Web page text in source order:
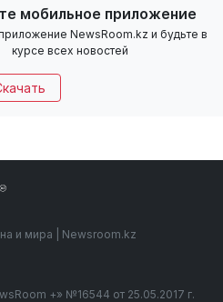
мобильное приложение
NewsRoom.kz и будьте в
курсе всех новостей
и мира | Newsroom.kz
+» №16544 от 25.05.2017 г.